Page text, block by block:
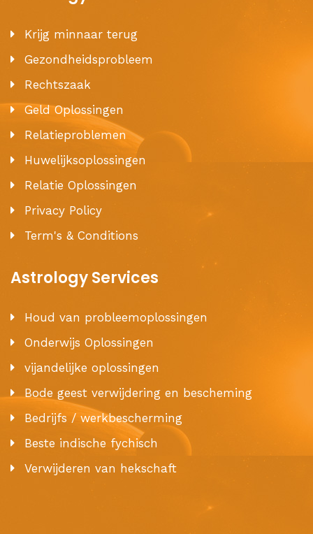
Krijg minnaar terug
Gezondheidsprobleem
Rechtszaak
Geld Oplossingen
Relatieproblemen
Huwelijksoplossingen
Relatie Oplossingen
Privacy Policy
Term's & Conditions
Astrology Services
Houd van probleemoplossingen
Onderwijs Oplossingen
vijandelijke oplossingen
Bode geest verwijdering en bescheming
Bedrijfs / werkbescherming
Beste indische fychisch
Verwijderen van hekschaft